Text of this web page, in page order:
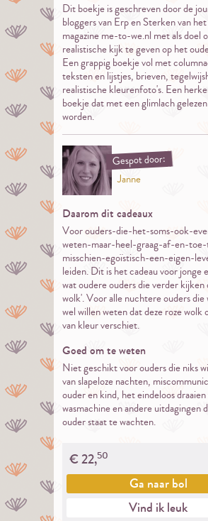
Dit boekje is geschreven door de
bloggers van Erp en Sterken van
magazine me-to-we.nl met als doel
realistische kijk te geven op het
Een grappig boekje vol met
teksten en lijstjes, brieven,
realistische kleurenfoto's. Een
boekje dat met een glimlach
worden.
Gespot door:
Janne
Daarom dit cadeaux
Voor ouders-die-het-soms-ook-
weten-maar-heel-graag-af-en-
misschien-egoïstisch-een-eigen-
leiden. Dit is het cadeau voor jonge
wat oudere ouders die verder kijken
wolk'. Voor alle nuchtere ouders
wel willen weten dat deze roze wolk
van kleur verschiet.
Goed om te weten
Niet geschikt voor ouders die niks
van slapeloze nachten,
ouder en kind, het eindeloos draaien
wasmachine en andere uitdagingen
ouder staat te wachten.
€22,50
Ga naarbol
Vind ik leuk